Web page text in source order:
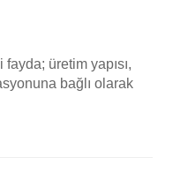
üretim yapısı,
bağlı olarak